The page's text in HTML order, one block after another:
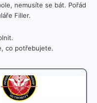
nemusíte se bát. Pořád
Filler.
co potřebujete.